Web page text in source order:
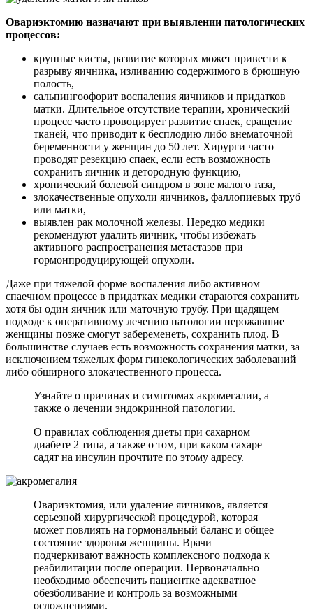
Овариэктомию назначают при выявлении патологических
процессов:
крупные кисты, развитие которых может привести к
разрыву яичника, изливанию содержимого в брюшную
полость,
сальпингоофорит воспаления яичников и придатков
матки. Длительное отсутствие терапии, хронический
процесс часто провоцирует развитие спаек, сращение
тканей, что приводит к бесплодию либо внематочной
беременности у женщин до 50 лет. Хирурги часто
проводят резекцию спаек, если есть возможность
сохранить яичник и детородную функцию,
хронический болевой синдром в зоне малого таза,
злокачественные опухоли яичников, фаллопиевых труб
или матки,
выявлен рак молочной железы. Нередко медики
рекомендуют удалить яичник, чтобы избежать
активного распространения метастазов при
гормонпродуцирующей опухоли.
Даже при тяжелой форме воспаления либо активном
спаечном процессе в придатках медики стараются сохранить
хотя бы один яичник или маточную трубу. При щадящем
подходе к оперативному лечению патологии нерожавшие
женщины позже смогут забеременеть, сохранить плод. В
большинстве случаев есть возможность сохранения матки, за
исключением тяжелых форм гинекологических заболеваний
либо обширного злокачественного процесса.
Узнайте о причинах и симптомах акромегалии, а
также о лечении эндокринной патологии.
О правилах соблюдения диеты при сахарном
диабете 2 типа, а также о том, при каком сахаре
садят на инсулин прочтите по этому адресу.
Овариэктомия, или удаление яичников, является
серьезной хирургической процедурой, которая
может повлиять на гормональный баланс и общее
состояние здоровья женщины. Врачи
подчеркивают важность комплексного подхода к
реабилитации после операции. Первоначально
необходимо обеспечить пациентке адекватное
обезболивание и контроль за возможными
осложнениями.